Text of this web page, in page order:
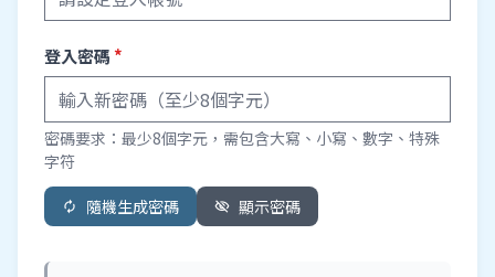
登入密碼 *
密碼要求：最少8個字元，需包含大寫、小寫、數字、特殊
字符
autorenew 隨機生成密碼 visibility_off 顯示密碼